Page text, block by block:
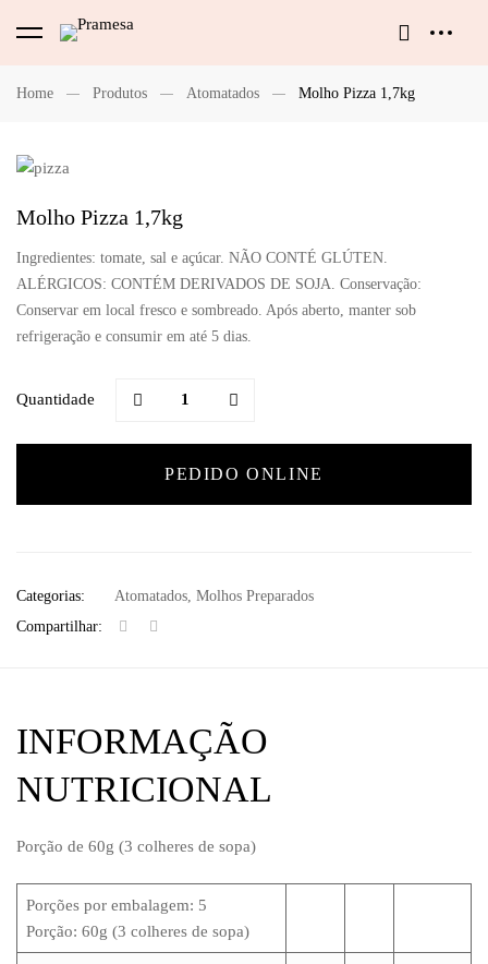
Home Produtos Atomatados Molho Pizza 1,7kg
Molho Pizza 1,7kg
Ingredientes: tomate, sal e açúcar. NÃO CONTÉ GLÚTEN.
ALÉRGICOS: CONTÉM DERIVADOS DE SOJA. Conservação:
Conservar em local fresco e sombreado. Após aberto, manter sob
refrigeração e consumir em até 5 dias.
Quantidade
PEDIDO ONLINE
Categorias: Atomatados Molhos Preparados
Compartilhar:
INFORMAÇÃO
NUTRICIONAL
Porção de 60g (3 colheres de sopa)
Porções por embalagem: 5
Porção: 60g (3 colheres de sopa)